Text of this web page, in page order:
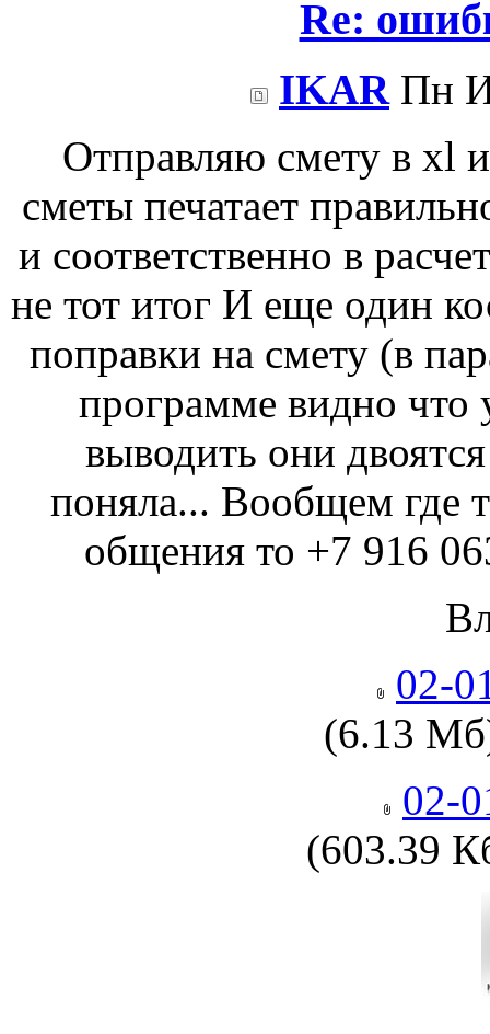
Re:
IKARПн
Отправляю смету в xl
сметы печатает
и соответственно в
не тот итог И еще один
поправки на смету (в
программе видно что
выводить они
поняла... Вообщем где
общения то +7 916
02-
(6.13
02-
(603.39